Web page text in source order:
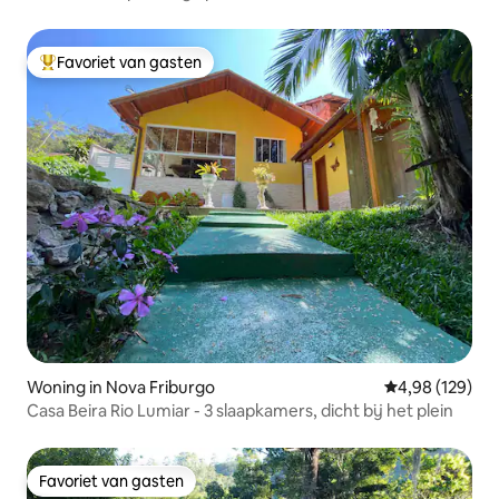
Topfavoriet van gasten
Favoriet van gasten
Woning in Nova Friburgo Gemiddelde
4,98 (129)
Casa Beira Rio Lumiar - 3 slaapkamers, dicht bij het plein
Favoriet van gasten
Favoriet van gasten